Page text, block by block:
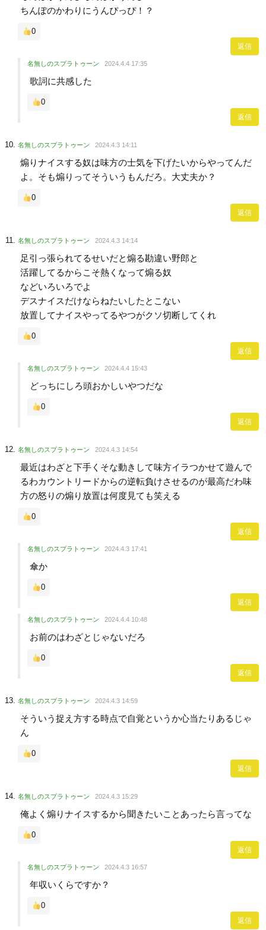
ちんぽのかわりにうんぴっぴ！？
0
返信
名無しのスプラトゥーン 2024.4.4 17:35
歌詞に共感した
0
返信
名無しのスプラトゥーン 2024.4.3 14:11
煽りナイスする奴は味方の士気を下げたいからやってんだ
よ。そも煽りってそういうもんだろ。大丈夫か？
0
返信
名無しのスプラトゥーン 2024.4.3 14:14
足引っ張られてるせいだと煽る勘違い野郎と
活躍してるからこそ熱くなって煽る奴
などいろいろでよ
デスナイスだけならねたいしたとこない
放置してナイスやってるやつがクソ切断してくれ
0
返信
名無しのスプラトゥーン 2024.4.4 15:43
どっちにしろ頭おかしいやつだな
0
返信
名無しのスプラトゥーン 2024.4.3 14:54
最近はわざと下手くそな動きして味方イラつかせて遊んで
るわカウントリードからの逆転負けさせるのが最高だわ味
方の怒りの煽り放置は何度見ても笑える
0
返信
名無しのスプラトゥーン 2024.4.3 17:41
傘か
0
返信
名無しのスプラトゥーン 2024.4.4 10:48
お前のはわざとじゃないだろ
0
返信
名無しのスプラトゥーン 2024.4.3 14:59
そういう捉え方する時点で自覚というか心当たりあるじゃ
ん
0
返信
名無しのスプラトゥーン 2024.4.3 15:29
俺よく煽りナイスするから聞きたいことあったら言ってな
0
返信
名無しのスプラトゥーン 2024.4.3 16:57
年収いくらですか？
0
返信